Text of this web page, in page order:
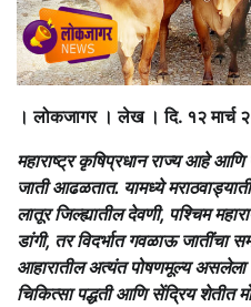
। लोकजागर । लेख । दि. १२ मार्च
महाराष्ट्र कृषिप्रधान राज्य आहे आणि
जाती आढळतात. यामध्ये
लातूर जिल्ह्यातील देवणी, पश्चिम
डांगी, तर विदर्भात गवळाऊ जातींचा
आहारातील अत्यंत पोषणमूल्य असलेला
चिकित्सा पद्धती आणि सेंद्रिय शेतीत